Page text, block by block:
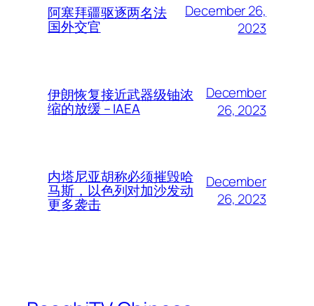
阿塞拜疆驱逐两名法
国外交官
December 26,
2023
伊朗恢复接近武器级铀浓
缩的放缓 – IAEA
December
26, 2023
内塔尼亚胡称必须摧毁哈
马斯，以色列对加沙发动
更多袭击
December
26, 2023